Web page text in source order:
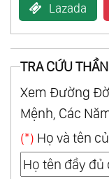
Lazada
TRA CỨU
Xem Đường
Mệnh, Các
(*) Họ và tên